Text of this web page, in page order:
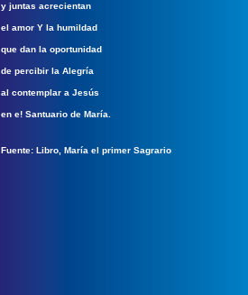
y juntas acrecientan
el amor Y la humildad
que dan la oportunidad
de percibir la Alegría
al contemplar a Jesús
en e! Santuario de María.
Fuente: Libro, María el primer Sagrario